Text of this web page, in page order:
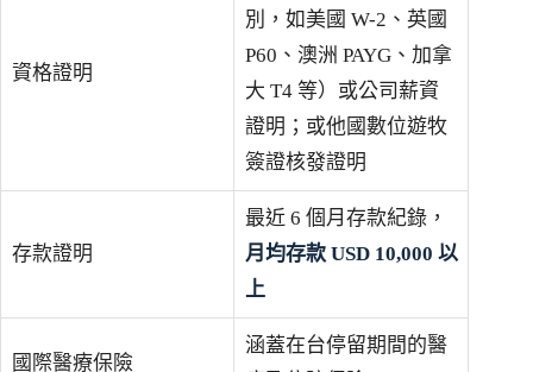
資格證明
別，如美國 W-2、英國
P60、澳洲 PAYG、加拿
大 T4 等）或公司薪資
證明；或他國數位遊牧
簽證核發證明
存款證明
最近 6 個月存款紀錄，
月均存款 USD 10,000 以
上
國際醫療保險
涵蓋在台停留期間的醫